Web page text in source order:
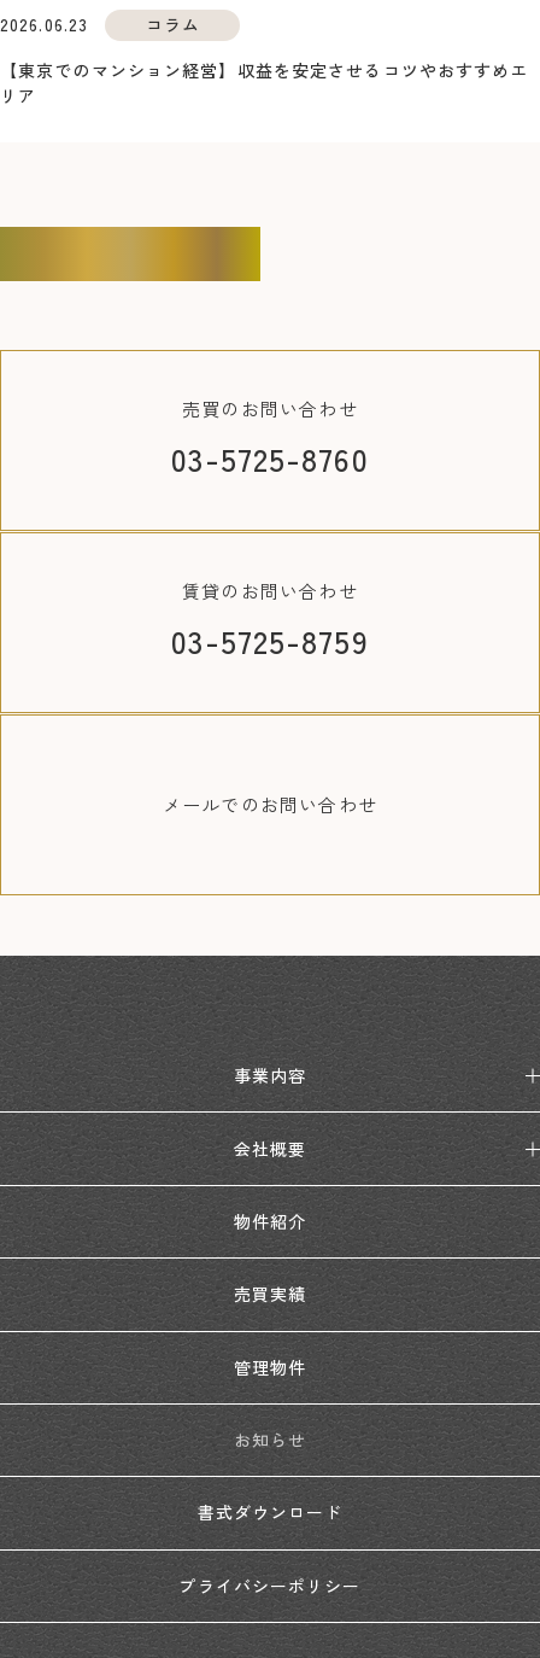
2026.06.23
コラム
【東京でのマンション経営】収益を安定させるコツやおすすめエ
リア
売買の お問い合わせ
03-5725-8760
賃貸の お問い合わせ
03-5725-8759
メールでの お問い合わせ
事業内容
会社概要
物件紹介
売買実績
管理物件
お知らせ
書式ダウンロード
プライバシーポリシー